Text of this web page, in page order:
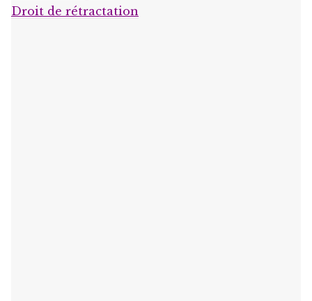
Droit de rétractation